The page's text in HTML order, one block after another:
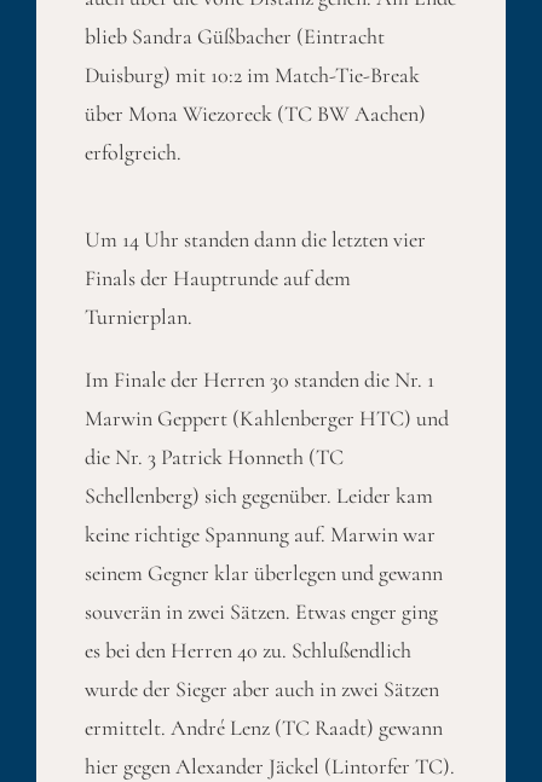
blieb Sandra Güßbacher (Eintracht
Duisburg) mit 10:2 im Match-Tie-Break
über Mona Wiezoreck (TC BW Aachen)
erfolgreich.
Um 14 Uhr standen dann die letzten vier
Finals der Hauptrunde auf dem
Turnierplan.
Im Finale der Herren 30 standen die Nr. 1
Marwin Geppert (Kahlenberger HTC) und
die Nr. 3 Patrick Honneth (TC
Schellenberg) sich gegenüber. Leider kam
keine richtige Spannung auf. Marwin war
seinem Gegner klar überlegen und gewann
souverän in zwei Sätzen. Etwas enger ging
es bei den Herren 40 zu. Schlußendlich
wurde der Sieger aber auch in zwei Sätzen
ermittelt. André Lenz (TC Raadt) gewann
hier gegen Alexander Jäckel (Lintorfer TC).